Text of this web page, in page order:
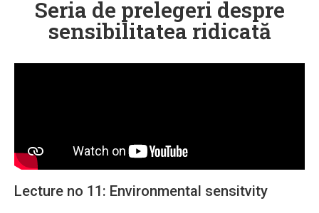
Seria de prelegeri despre
sensibilitatea ridicată
Lecture no 11: Environmental sensitvity